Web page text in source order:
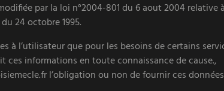
par la loi n°2004-801 du 6 aout 2004 relative à
24 octobre 1995.
l’utilisateur que pour les besoins de certains
ces informations en toute connaissance de cause.,
l’obligation ou non de fournir ces